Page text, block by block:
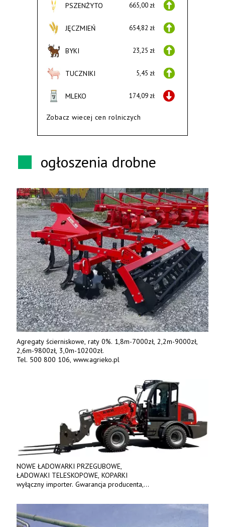
PSZENŻYTO 665,00 zł
JĘCZMIEŃ 654,82 zł
BYKI 23,25 zł
TUCZNIKI 5,45 zł
MLEKO 174,09 zł
Zobacz wiecej cen rolniczych
ogłoszenia drobne
Agregaty ścierniskowe, raty 0%. 1,8m-7000zł, 2,2m-9000zł,
2,6m-9800zł, 3,0m-10200zł.
Tel. 500 800 106, www.agrieko.pl
NOWE ŁADOWARKI PRZEGUBOWE,
ŁADOWAKI TELESKOPOWE, KOPARKI
wyłączny importer. Gwarancja producenta,
Ceny od 69 000 zł netto wraz z osprzętem.
Tel: 509-365-675. www.kmm.info.pl